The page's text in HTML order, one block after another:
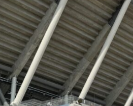
招
待
さ
れ